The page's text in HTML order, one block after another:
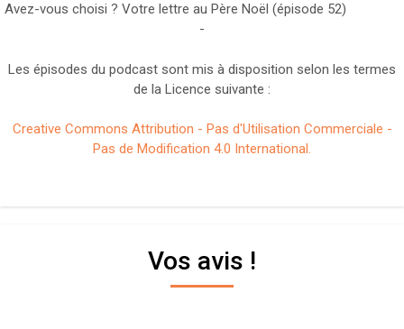
Avez-vous choisi ? Votre lettre au Père Noël (épisode 52)
-
Les épisodes du podcast sont mis à disposition selon les termes
de la Licence suivante :
Creative Commons Attribution - Pas d'Utilisation Commerciale -
Pas de Modification 4.0 International.
Vos avis !